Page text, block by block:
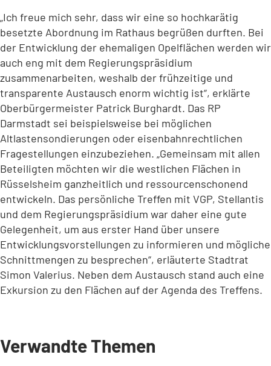
„Ich freue mich sehr, dass wir eine so hochkarätig
besetzte Abordnung im Rathaus begrüßen durften. Bei
der Entwicklung der ehemaligen Opelflächen werden wir
auch eng mit dem Regierungspräsidium
zusammenarbeiten, weshalb der frühzeitige und
transparente Austausch enorm wichtig ist“, erklärte
Oberbürgermeister Patrick Burghardt. Das RP
Darmstadt sei beispielsweise bei möglichen
Altlastensondierungen oder eisenbahnrechtlichen
Fragestellungen einzubeziehen. „Gemeinsam mit allen
Beteiligten möchten wir die westlichen Flächen in
Rüsselsheim ganzheitlich und ressourcenschonend
entwickeln. Das persönliche Treffen mit VGP, Stellantis
und dem Regierungspräsidium war daher eine gute
Gelegenheit, um aus erster Hand über unsere
Entwicklungsvorstellungen zu informieren und mögliche
Schnittmengen zu besprechen“, erläuterte Stadtrat
Simon Valerius. Neben dem Austausch stand auch eine
Exkursion zu den Flächen auf der Agenda des Treffens.
Verwandte Themen